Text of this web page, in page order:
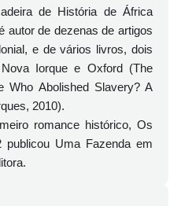
de História de África
autor de dezenas de artigos
e de vários livros, dois
Iorque e Oxford (The
Who Abolished Slavery? A
2010).
romance histórico, Os
Uma Fazenda em